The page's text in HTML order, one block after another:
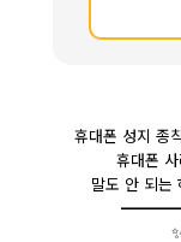
휴대폰 성지 종
휴대폰
말도 안 되는